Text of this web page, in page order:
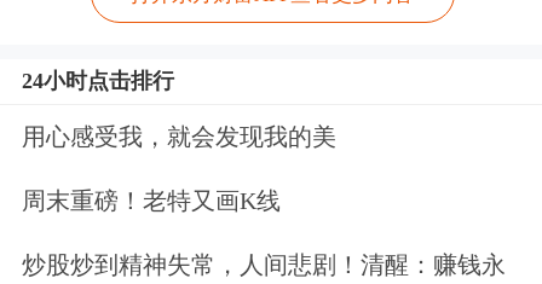
24小时点击排行
用心感受我，就会发现我的美
周末重磅！老特又画K线
炒股炒到精神失常，人间悲剧！清醒：赚钱永